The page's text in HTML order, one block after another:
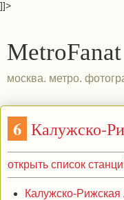
]]>
MetroFanat
москва. метро.
6 Калужско-
открыть список
Калужско-